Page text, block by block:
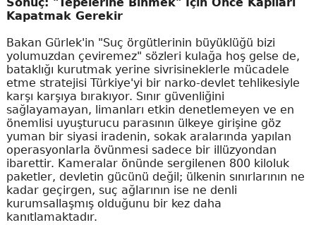
Kapatmak Gerekir
Bakan Gürlek'in "Suç örgütlerinin büyüklüğü bizi
yolumuzdan çeviremez" sözleri kulağa hoş gelse de,
bataklığı kurutmak yerine sivrisineklerle mücadele
etme stratejisi Türkiye'yi bir narko-devlet tehlikesiyle
karşı karşıya bırakıyor. Sınır güvenliğini
sağlayamayan, limanları etkin denetlemeyen ve en
önemlisi uyuşturucu parasının ülkeye girişine göz
yuman bir siyasi iradenin, sokak aralarında yapılan
operasyonlarla övünmesi sadece bir illüzyondan
ibarettir. Kameralar önünde sergilenen 800 kiloluk
paketler, devletin gücünü değil; ülkenin sınırlarının ne
kadar geçirgen, suç ağlarının ise ne denli
kurumsallaşmış olduğunu bir kez daha
kanıtlamaktadır.